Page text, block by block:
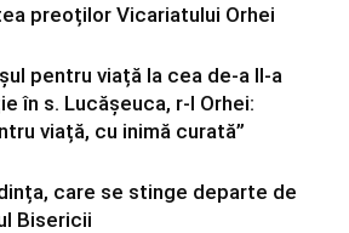
preoților Vicariatului Orhei
pentru viață la cea de-a II-a
în s. Lucășeuca, r-l Orhei:
viață, cu inimă curată”
care se stinge departe de
Bisericii